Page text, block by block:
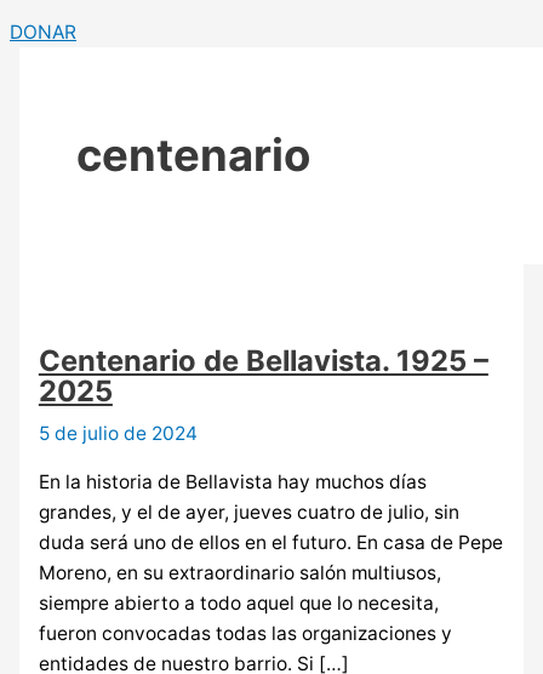
DONAR
centenario
Centenario de Bellavista. 1925 –
2025
5 de julio de 2024
En la historia de Bellavista hay muchos días
grandes, y el de ayer, jueves cuatro de julio, sin
duda será uno de ellos en el futuro. En casa de Pepe
Moreno, en su extraordinario salón multiusos,
siempre abierto a todo aquel que lo necesita,
fueron convocadas todas las organizaciones y
entidades de nuestro barrio. Si […]